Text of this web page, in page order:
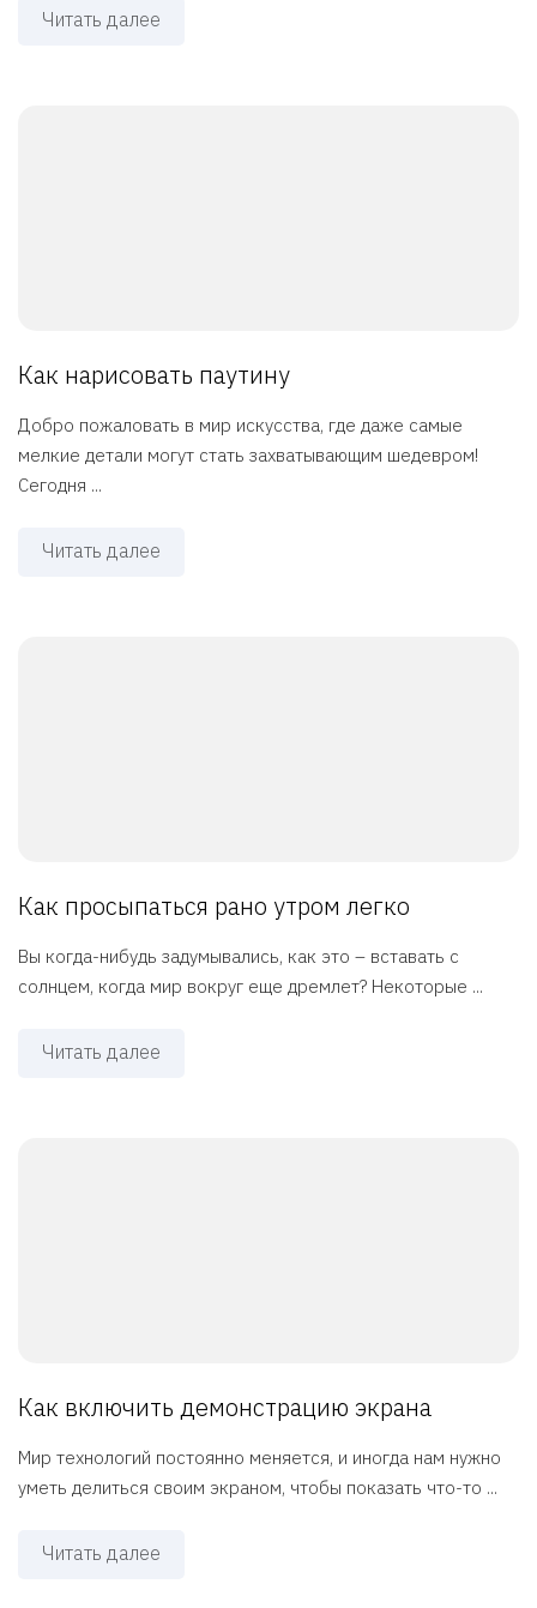
Читать далее
Как нарисовать паутину
Добро пожаловать в мир искусства, где даже самые
мелкие детали могут стать захватывающим шедевром!
Сегодня ...
Читать далее
Как просыпаться рано утром легко
Вы когда-нибудь задумывались, как это – вставать с
солнцем, когда мир вокруг еще дремлет? Некоторые ...
Читать далее
Как включить демонстрацию экрана
Мир технологий постоянно меняется, и иногда нам нужно
уметь делиться своим экраном, чтобы показать что-то ...
Читать далее